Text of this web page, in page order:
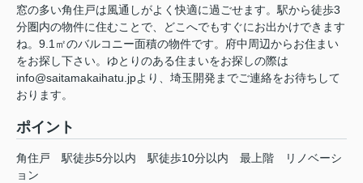
窓の多い角住戸は風通しがよく快適に過ごせます。駅から徒歩3
分圏内の物件に住むことで、どこへでもすぐにお出かけできます
ね。9.1㎡のバルコニー面積の物件です。府中周辺からお住まい
をお探し下さい。ゆとりのある住まいをお探しの際は
info@saitamakaihatu.jpより、埼玉開発までご連絡をお待ちして
おります。
ポイント
角住戸 駅徒歩5分以内 駅徒歩10分以内 最上階
リノベーシ
ョン